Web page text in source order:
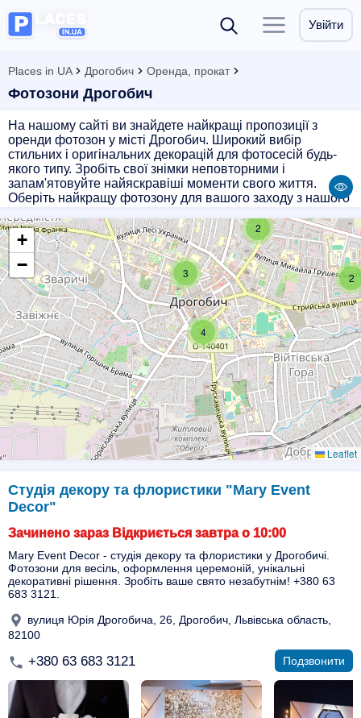
Увійти
Places in UA Дрогобич Оренда, прокат
Фотозони Дрогобич
На нашому сайті ви знайдете найкращі пропозиції з
оренди фотозон у місті Дрогобич. Широкий вибір
стильних і оригінальних декорацій для фотосесій будь-
якого типу. Зробіть свої знімки неповторними і
запам'ятовуйте найяскравіші моменти свого життя.
Оберіть найкращу фотозону для вашого заходу з нашого
фотосесій. Забронюйте фотозону вже зараз на нашому
сайті і насолоджуйтеся якісним сервісом та ідеальними
знімками.
3
2
2
4
+
−
Leaflet
Студія декору та флористики "Mary Event
Decor"
Зачинено зараз Відкриється завтра о 10:00
Mary Event Decor - студія декору та флористики у Дрогобичі.
Фотозони для весіль, оформлення церемоній, унікальні
декоративні рішення. Зробіть ваше свято незабутнім! +380 63
683 3121.
вулиця Юрія Дрогобича, 26, Дрогобич, Львівська область,
82100
+380 63 683 3121 Подзвонити